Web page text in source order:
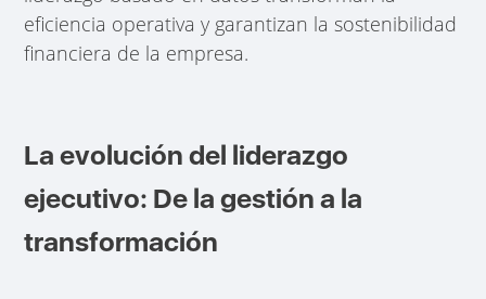
eficiencia operativa y garantizan la sostenibilidad
financiera de la empresa.
La evolución del liderazgo
ejecutivo: De la gestión a la
transformación